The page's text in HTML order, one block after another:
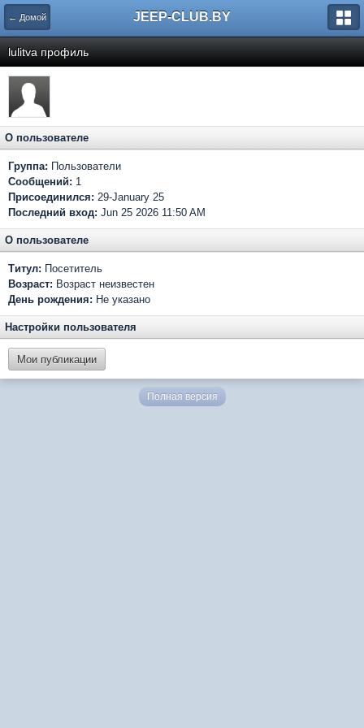
← Домой JEEP-CLUB.BY
lulitva профиль
О пользователе
Группа: Пользователи
Сообщений: 1
Присоединился: 29-January 25
Последний вход: Jun 25 2026 11:50 AM
О пользователе
Титул: Посетитель
Возраст: Возраст неизвестен
День рождения: Не указано
Настройки пользователя
Мои публикации
Полная версия